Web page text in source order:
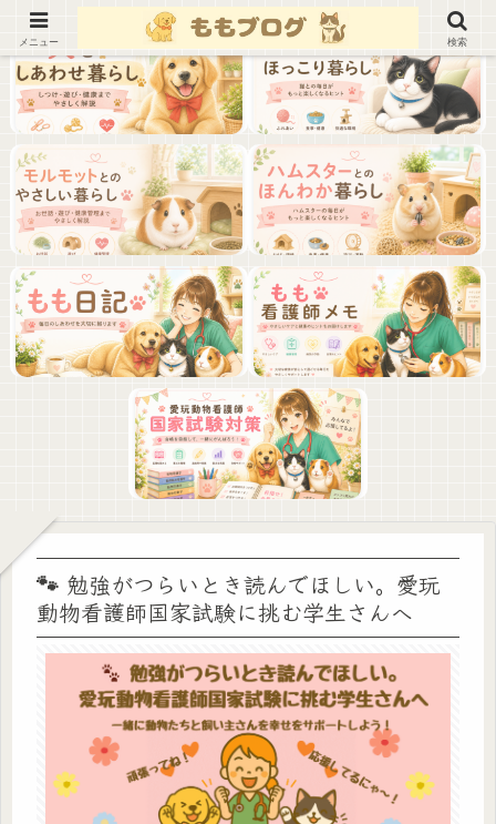
🐾 勉強がつらいとき読んでほしい。愛玩
動物看護師国家試験に挑む学生さんへ
メニュー 検索